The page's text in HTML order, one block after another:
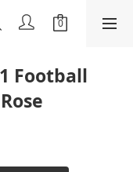
Football